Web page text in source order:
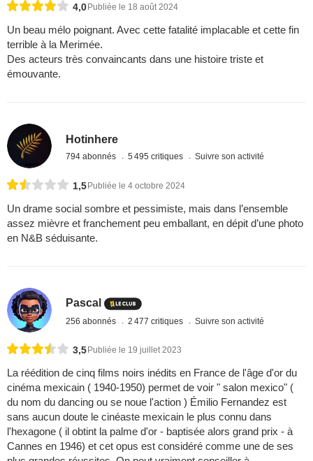
4,0Publiée le 18 août 2024
Un beau mélo poignant. Avec cette fatalité implacable et cette fin
terrible à la Merimée.
Des acteurs très convaincants dans une histoire triste et
émouvante.
Hotinhere
794 abonnés 5 495 critiques Suivre son activité
1,5Publiée le 4 octobre 2024
Un drame social sombre et pessimiste, mais dans l’ensemble
assez mièvre et franchement peu emballant, en dépit d’une photo
en N&B séduisante.
Pascal
256 abonnés 2 477 critiques Suivre son activité
3,5 Publiée le 19 juillet 2023
La réédition de cinq films noirs inédits en France de l'âge d'or du
cinéma mexicain ( 1940-1950) permet de voir " salon mexico" (
du nom du dancing ou se noue l'action ) Émilio Fernandez est
sans aucun doute le cinéaste mexicain le plus connu dans
l'hexagone ( il obtint la palme d'or - baptisée alors grand prix - à
Cannes en 1946) et cet opus est considéré comme une de ses